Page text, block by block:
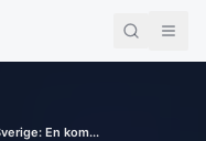
En kom...